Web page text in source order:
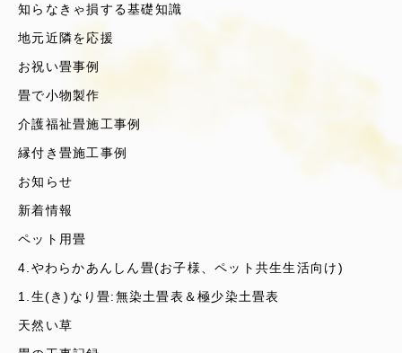
知らなきゃ損する基礎知識
地元近隣を応援
お祝い畳事例
畳で小物製作
介護福祉畳施工事例
縁付き畳施工事例
お知らせ
新着情報
ペット用畳
4.やわらかあんしん畳(お子様、ペット共生生活向け)
1.生(き)なり畳:無染土畳表＆極少染土畳表
天然い草